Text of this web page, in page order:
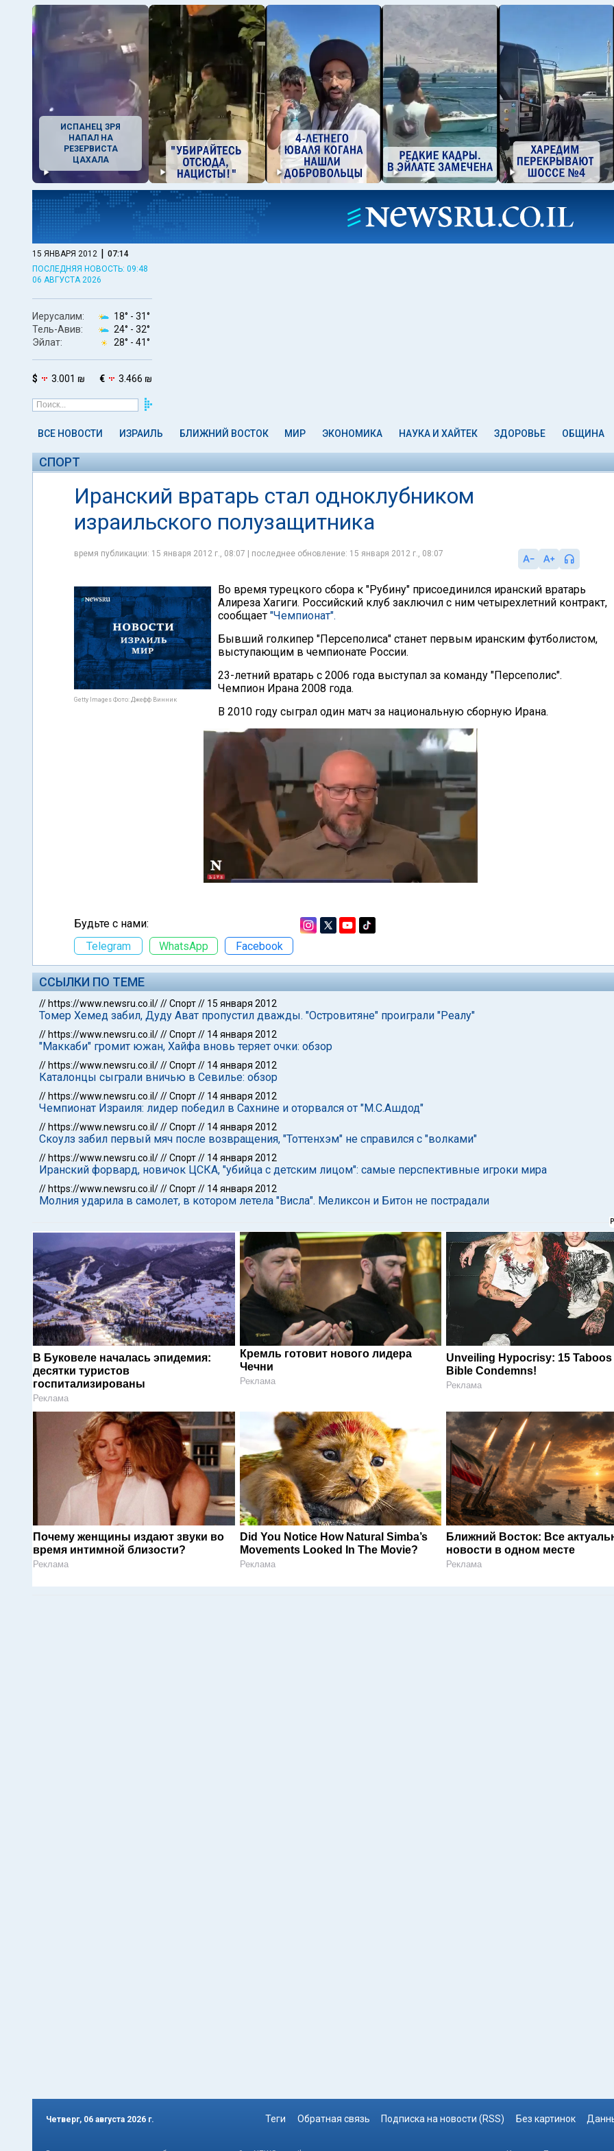
ИСПАНЕЦ ЗРЯ
НАПАЛ НА
РЕЗЕРВИСТА
ЦАХАЛА
15 ЯНВАРЯ 2012 | 07:14
ПОСЛЕДНЯЯ НОВОСТЬ: 09:48
06 АВГУСТА 2026
Иерусалим: 18° - 31°
Тель-Авив:
24° - 32°
Эйлат:
28° - 41°
$ 3.001 ₪ € 3.466 ₪
ВСЕ НОВОСТИ ИЗРАИЛЬ БЛИЖНИЙ ВОСТОК МИР ЭКОНОМИКА НАУКА И ХАЙТЕК ЗДОРОВЬЕ ОБЩИНА
СПОРТ
Иранский вратарь стал одноклубником
израильского полузащитника
время публикации: 15 января 2012 г., 08:07 | последнее обновление: 15 января 2012 г., 08:07
Getty Images Фото: Джефф Винник
Во время турецкого сбора к "Рубину" присоединился иранский вратарь
Алиреза Хагиги. Российский клуб заключил с ним четырехлетний контракт,
сообщает "Чемпионат".
Бывший голкипер "Персеполиса" станет первым иранским футболистом,
выступающим в чемпионате России.
23-летний вратарь с 2006 года выступал за команду "Персеполис".
Чемпион Ирана 2008 года.
В 2010 году сыграл один матч за национальную сборную Ирана.
Будьте с нами:
Telegram
WhatsApp Facebook
ССЫЛКИ ПО ТЕМЕ
// https://www.newsru.co.il///Спорт// 15 января 2012
Томер Хемед забил, Дуду Ават пропустил дважды. "Островитяне" проиграли "Реалу"
// https://www.newsru.co.il///Спорт// 14 января 2012
"Маккаби" громит южан, Хайфа вновь теряет очки: обзор
// https://www.newsru.co.il///Спорт// 14 января 2012
Каталонцы сыграли вничью в Севилье: обзор
// https://www.newsru.co.il///Спорт// 14 января 2012
Чемпионат Израиля: лидер победил в Сахнине и оторвался от "М.С.Ашдод"
// https://www.newsru.co.il///Спорт// 14 января 2012
Скоулз забил первый мяч после возвращения, "Тоттенхэм" не справился с "волками"
// https://www.newsru.co.il///Спорт// 14 января 2012
Иранский форвард, новичок ЦСКА, "убийца с детским лицом": самые перспективные игроки мира
// https://www.newsru.co.il///Спорт// 14 января 2012
Молния ударила в самолет, в котором летела "Висла". Меликсон и Битон не пострадали
В Буковеле началась эпидемия:
десятки туристов
госпитализированы
Реклама
Кремль готовит нового лидера
Чечни
Реклама
Unveiling Hypocrisy: 15 Taboos
Bible Condemns!
Реклама
Почему женщины издают звуки во
время интимной близости?
Реклама
Did You Notice How Natural Simba’s
Movements Looked In The Movie?
Реклама
Ближний Восток: Все
новости в одном месте
Реклама
Четверг, 06 августа 2026 г. Теги Обратная связь Подписка на новости (RSS) Без картинок